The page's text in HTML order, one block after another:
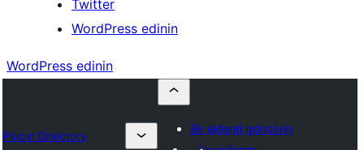
Twitter
WordPress edinin
WordPress edinin
Plugin Directory
Bir eklenti gönderin